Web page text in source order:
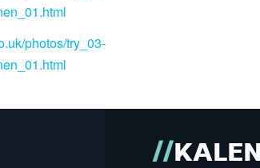
photos/try_03-